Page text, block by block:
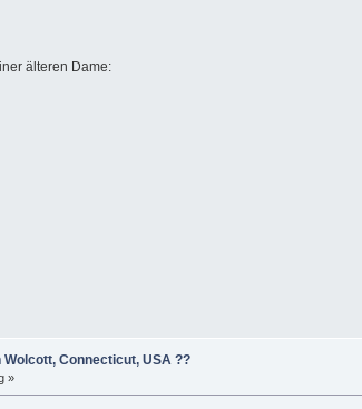
älteren Dame:
Connecticut, USA ??
»